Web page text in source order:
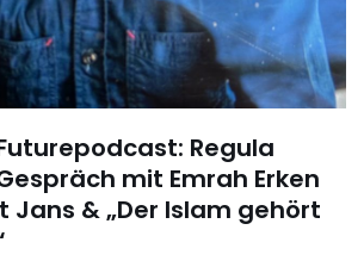
Regula
mit Emrah Erken
Jans & „Der Islam gehört